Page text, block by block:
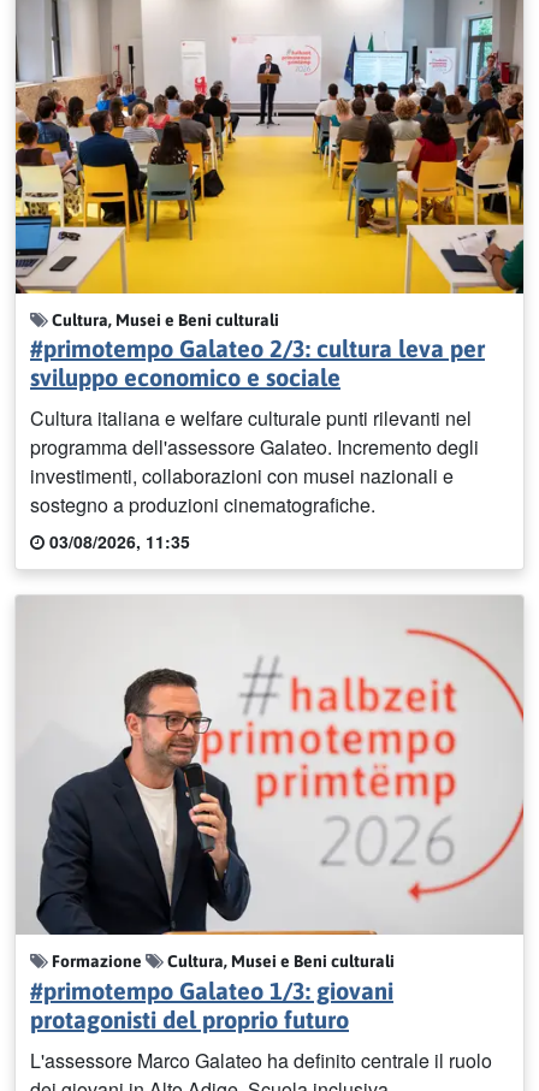
Cultura, Musei e Beni culturali
#primotempo Galateo 2/3: cultura leva per
sviluppo economico e sociale
Cultura italiana e welfare culturale punti rilevanti nel
programma dell'assessore Galateo. Incremento degli
investimenti, collaborazioni con musei nazionali e
sostegno a produzioni cinematografiche.
03/08/2026, 11:35
Formazione Cultura, Musei e Beni culturali
#primotempo Galateo 1/3: giovani
protagonisti del proprio futuro
L'assessore Marco Galateo ha definito centrale il ruolo